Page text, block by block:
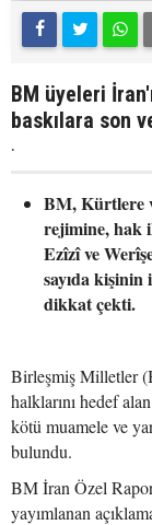
BM üyeleri
baskılara son
.
BM, Kürtlere
rejimine, hak
Ezîzî ve
sayıda kişinin
dikkat çekti.
Birleşmiş Milletler
halklarını hedef
kötü muamele ve
bulundu.
BM İran Özel
yayımlanan